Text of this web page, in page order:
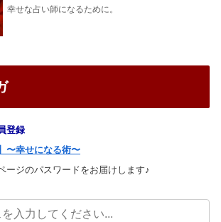
幸せな占い師になるために。
登録
〜幸せになる術〜
ージのパスワードをお届けします♪